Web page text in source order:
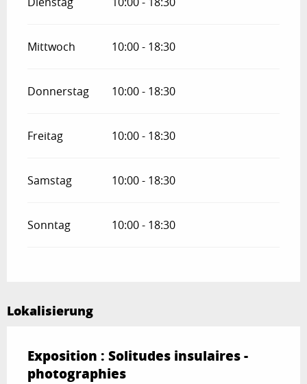
Mittwoch 10:00 - 18:30
Donnerstag 10:00 - 18:30
Freitag 10:00 - 18:30
Samstag 10:00 - 18:30
Sonntag 10:00 - 18:30
Lokalisierung
Exposition : Solitudes insulaires -
photographies